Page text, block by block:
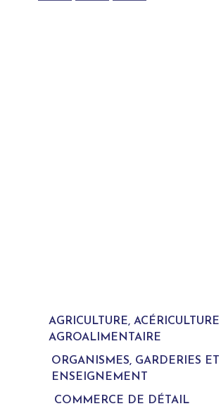
AGRICULTURE, ACÉRICULTURE
AGROALIMENTAIRE
ORGANISMES, GARDERIES ET
ENSEIGNEMENT
COMMERCE DE DÉTAIL